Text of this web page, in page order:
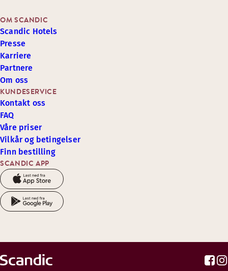
SCANDIC APP
KUNDESERVICE
Kontakt oss
FAQ
Våre priser
Vilkår og betingelser
Finn bestilling
OM SCANDIC
Scandic Hotels
Presse
Karriere
Partnere
Om oss